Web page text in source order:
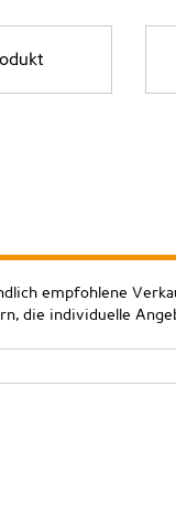
empfohlene
die individuelle